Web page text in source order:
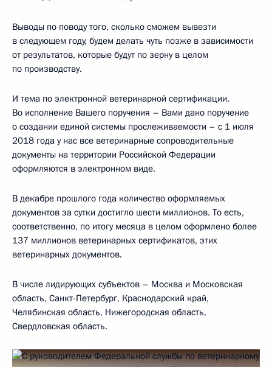
Выводы по поводу того, сколько сможем вывезти
в следующем году, будем делать чуть позже в зависимости
от результатов, которые будут по зерну в целом
по производству.
И тема по электронной ветеринарной сертификации.
Во исполнение Вашего поручения – Вами дано поручение
о создании единой системы прослеживаемости – с 1 июля
2018 года у нас все ветеринарные сопроводительные
документы на территории Российской Федерации
оформляются в электронном виде.
В декабре прошлого года количество оформляемых
документов за сутки достигло шести миллионов. То есть,
соответственно, по итогу месяца в целом оформлено более
137 миллионов ветеринарных сертификатов, этих
ветеринарных документов.
В числе лидирующих субъектов – Москва и Московская
область, Санкт-Петербург, Краснодарский край,
Челябинская область, Нижегородская область,
Свердловская область.